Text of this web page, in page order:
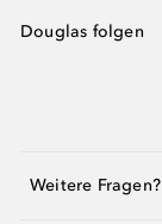
Douglas folgen
Weitere Fragen?